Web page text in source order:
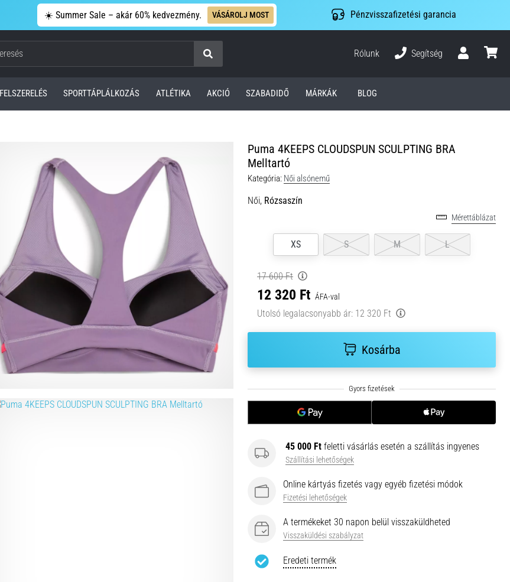
☀️ Summer Sale – akár 60% kedvezmény. VÁSÁROLJ MOST Pénzvisszafizetési garancia
Keresés
Rólunk
Segítség
FELSZERELÉS SPORTTÁPLÁLKOZÁS ATLÉTIKA AKCIÓ SZABADIDŐ MÁRKÁK BLOG
Puma 4KEEPS CLOUDSPUN SCULPTING BRA
Melltartó
Kategória: Női alsónemű
Női, Rózsaszín
Mérettáblázat
XS S M L
17 600 Ft
12 320 Ft ÁFA-val
Utolsó legalacsonyabb ár: 12 320 Ft
Kosárba
45 000 Ft feletti vásárlás esetén a szállítás ingyenes
Szállítási lehetőségek
Online kártyás fizetés vagy egyéb fizetési módok
Fizetési lehetőségek
A termékeket 30 napon belül visszaküldheted
Visszaküldési szabályzat
Eredeti termék